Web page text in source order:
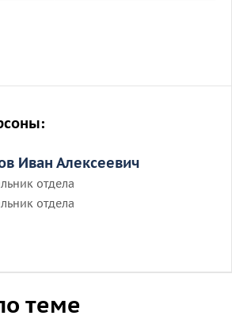
Иван Алексеевич
отдела
отдела
теме